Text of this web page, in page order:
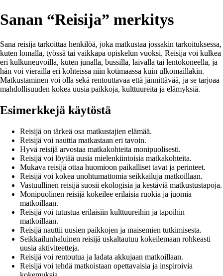
Sanan “Reisija” merkitys
Sana reisija tarkoittaa henkilöä, joka matkustaa jossakin tarkoituksessa,
kuten lomalla, työssä tai vaikkapa opiskelun vuoksi. Reisija voi kulkea
eri kulkuneuvoilla, kuten junalla, bussilla, laivalla tai lentokoneella, ja
hän voi vierailla eri kohteissa niin kotimaassa kuin ulkomaillakin.
Matkustaminen voi olla sekä rentouttavaa että jännittävää, ja se tarjoaa
mahdollisuuden kokea uusia paikkoja, kulttuureita ja elämyksiä.
Esimerkkejä käytöstä
Reisijä on tärkeä osa matkustajien elämää.
Reisijä voi nauttia matkastaan eri tavoin.
Hyvä reisijä arvostaa matkakohteita monipuolisesti.
Reisijä voi löytää uusia mielenkiintoisia matkakohteita.
Mukava reisijä ottaa huomioon paikalliset tavat ja perinteet.
Reisijä voi kokea unohtumattomia seikkailuja matkoillaan.
Vastuullinen reisijä suosii ekologisia ja kestäviä matkustustapoja.
Monipuolinen reisijä kokeilee erilaisia ruokia ja juomia
matkoillaan.
Reisijä voi tutustua erilaisiin kulttuureihin ja tapoihin
matkoillaan.
Reisijä nauttii uusien paikkojen ja maisemien tutkimisesta.
Seikkailunhaluinen reisijä uskaltautuu kokeilemaan rohkeasti
uusia aktiviteetteja.
Reisijä voi rentoutua ja ladata akkujaan matkoillaan.
Reisijä voi tehdä matkoistaan opettavaisia ja inspiroivia